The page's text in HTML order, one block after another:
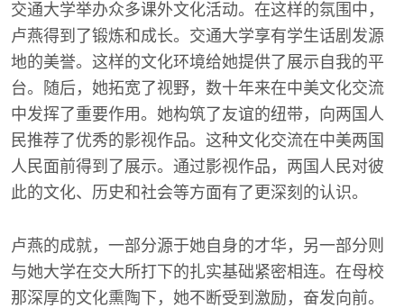
交通大学举办众多课外文化活动。在这样的氛围中，
卢燕得到了锻炼和成长。交通大学享有学生话剧发源
地的美誉。这样的文化环境给她提供了展示自我的平
台。随后，她拓宽了视野，数十年来在中美文化交流
中发挥了重要作用。她构筑了友谊的纽带，向两国人
民推荐了优秀的影视作品。这种文化交流在中美两国
人民面前得到了展示。通过影视作品，两国人民对彼
此的文化、历史和社会等方面有了更深刻的认识。
卢燕的成就，一部分源于她自身的才华，另一部分则
与她大学在交大所打下的扎实基础紧密相连。在母校
那深厚的文化熏陶下，她不断受到激励，奋发向前。